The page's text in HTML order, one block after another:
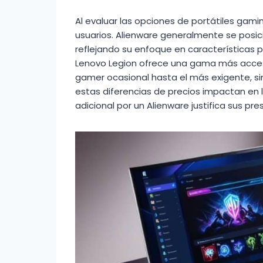
Al evaluar las opciones de portátiles
usuarios. Alienware generalmente se
reflejando su enfoque en características
Lenovo Legion ofrece una gama más
gamer ocasional hasta el más exigente,
estas diferencias de precios impactan
adicional por un Alienware justifica sus